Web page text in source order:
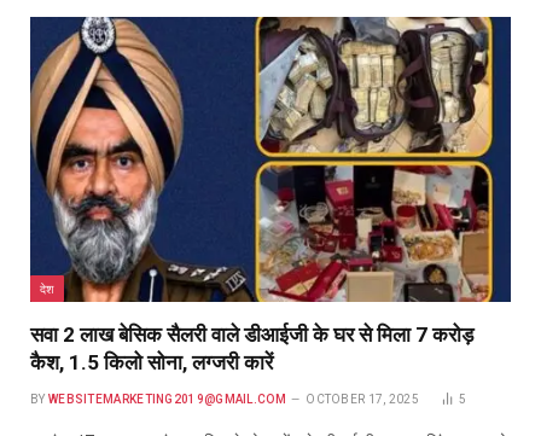
देश
सवा 2 लाख बेसिक सैलरी वाले डीआईजी के घर से मिला 7 करोड़
कैश, 1.5 किलो सोना, लग्जरी कारें
BY WEBSITEMARKETING2019@GMAIL.COM OCTOBER 17, 2025 5